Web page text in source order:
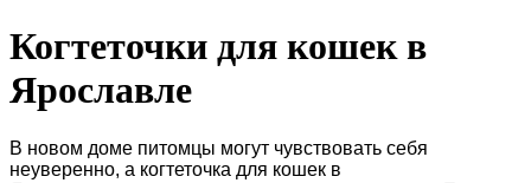
Когтеточки для кошек в
Ярославле
В новом доме питомцы могут чувствовать себя
неуверенно, а когтеточка для кошек в